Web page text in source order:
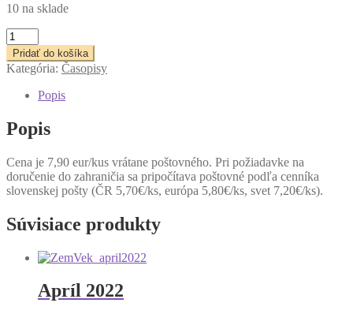
10 na sklade
množstvo
Júl
2024
Pridať do košíka
Kategória: Časopisy
Popis
Popis
Cena je 7,90 eur/kus vrátane poštovného. Pri požiadavke na
doručenie do zahraničia sa pripočítava poštovné podľa cenníka
slovenskej pošty (ČR 5,70€/ks, európa 5,80€/ks, svet 7,20€/ks).
Súvisiace produkty
Apríl 2022